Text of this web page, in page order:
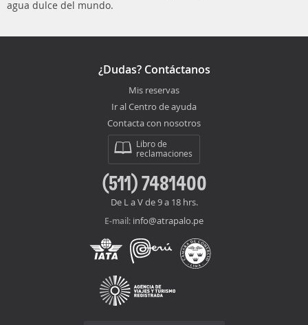
agua dulce del mundo.
¿Dudas? Contáctanos
Mis reservas
Ir al Centro de ayuda
Contacta con nosotros
Libro de
reclamaciones
(511) 7481400
De L a V de 9 a 18 hrs.
E-mail: info@atrapalo.pe